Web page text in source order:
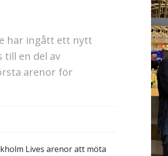
har ingått ett nytt
till en del av
arenor för
Lives arenor att möta